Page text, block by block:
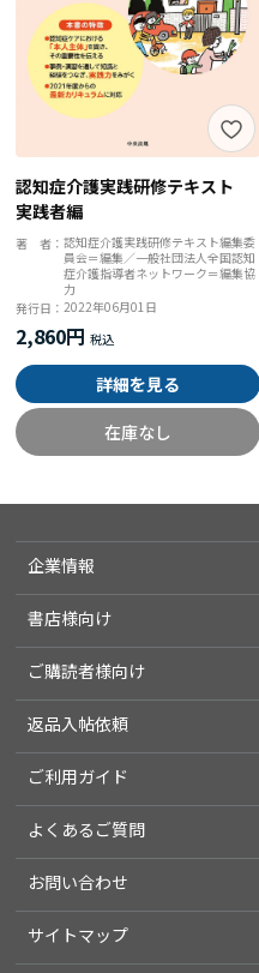
認知症介護実践研修テキスト
実践者編
著 者：認知症介護実践研修テキスト編集委
員会＝編集／一般社団法人全国認知
症介護指導者ネットワーク＝編集協
力
発行日：2022年06月01日
2,860円
詳細を見る
在庫なし
企業情報
書店様向け
ご購読者様向け
返品入帖依頼
ご利用ガイド
よくあるご質問
お問い合わせ
サイトマップ